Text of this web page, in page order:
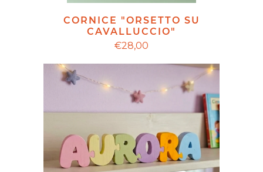
CORNICE "ORSETTO SU
CAVALLUCCIO"
€28,00